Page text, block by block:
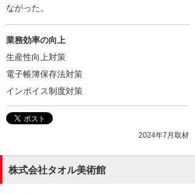
ながった。
業務効率の向上
生産性向上対策
電子帳簿保存法対策
インボイス制度対策
2024年7月取材
株式会社タオル美術館